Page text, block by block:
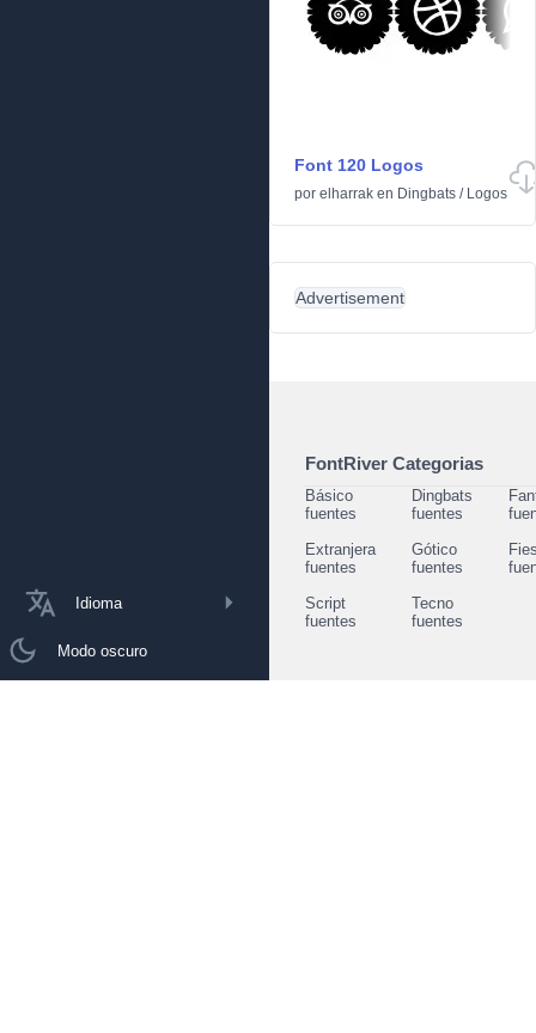
Idioma
Modo oscuro
Font 120 Logos
por elharrak en Dingbats / Logos
Advertisement
FontRiver Categorias
Básico
fuentes
Dingbats
fuentes
Extranjera
fuentes
Gótico
fuentes
Script
fuentes
Tecno
fuentes